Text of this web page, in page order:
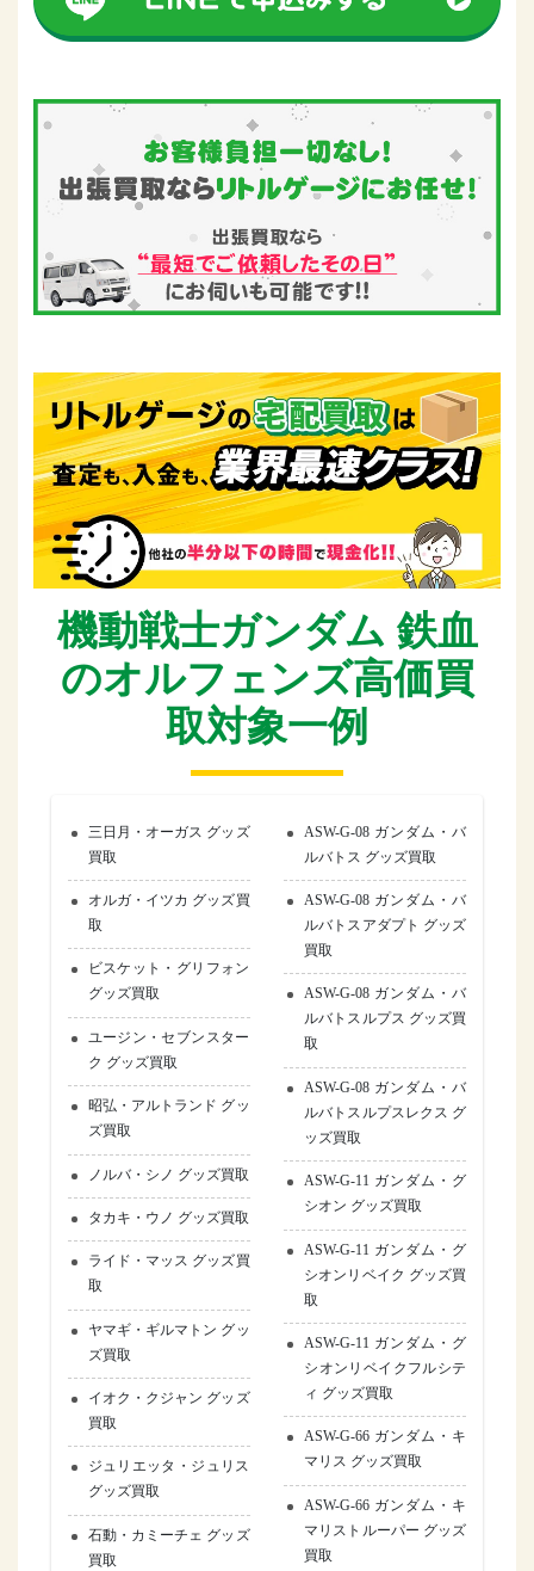
機動戦士ガンダム 鉄血
のオルフェンズ高価買
取対象一例
三日月・オーガス グッズ
買取
オルガ・イツカ グッズ買
取
ビスケット・グリフォン
グッズ買取
ユージン・セブンスター
ク グッズ買取
昭弘・アルトランド グッ
ズ買取
ノルバ・シノ グッズ買取
タカキ・ウノ グッズ買取
ライド・マッス グッズ買
取
ヤマギ・ギルマトン グッ
ズ買取
イオク・クジャン グッズ
買取
ジュリエッタ・ジュリス
グッズ買取
石動・カミーチェ グッズ
買取
ASW-G-08 ガンダム・バ
ルバトス グッズ買取
ASW-G-08 ガンダム・バ
ルバトスアダプト グッズ
買取
ASW-G-08 ガンダム・バ
ルバトスルプス グッズ買
取
ASW-G-08 ガンダム・バ
ルバトスルプスレクス グ
ッズ買取
ASW-G-11 ガンダム・グ
シオン グッズ買取
ASW-G-11 ガンダム・グ
シオンリベイク グッズ買
取
ASW-G-11 ガンダム・グ
シオンリベイクフルシテ
ィ グッズ買取
ASW-G-66 ガンダム・キ
マリス グッズ買取
ASW-G-66 ガンダム・キ
マリストルーパー グッズ
買取